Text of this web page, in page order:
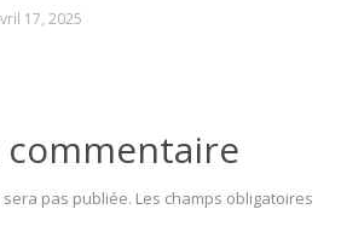
17, 2025
commentaire
pas publiée. Les champs obligatoires